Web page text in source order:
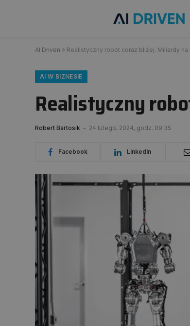
AI Driven » Realistyczny robot coraz bliżej. Miliardy na
AI W BIZNESIE
Realistyczny
Robert Bartosik 24 lutego, 2024, godz. 09:35
Facebook LinkedIn